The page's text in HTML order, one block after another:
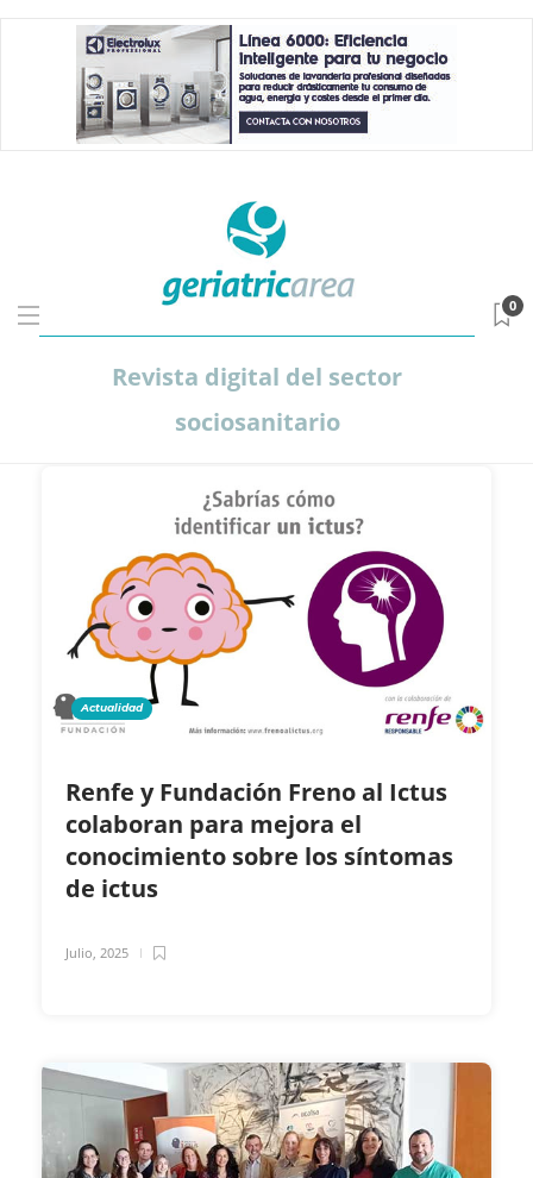
Revista digital del sector
sociosanitario
0
Actualidad
Renfe y Fundación Freno al Ictus
colaboran para mejora el
conocimiento sobre los síntomas
de ictus
Julio, 2025